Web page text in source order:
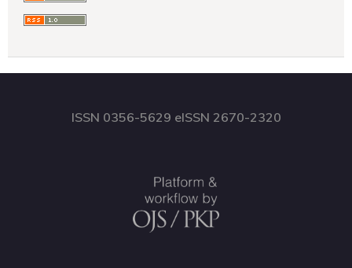
ISSN 0356-5629 eISSN 2670-2320